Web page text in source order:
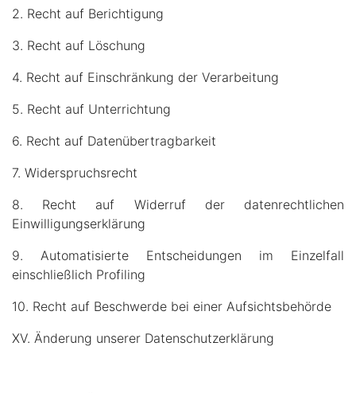
2. Recht auf Berichtigung
3. Recht auf Löschung
4. Recht auf Einschränkung der Verarbeitung
5. Recht auf Unterrichtung
6. Recht auf Datenübertragbarkeit
7. Widerspruchsrecht
8. Recht auf Widerruf der datenrechtlichen
Einwilligungserklärung
9. Automatisierte Entscheidungen im Einzelfall
einschließlich Profiling
10. Recht auf Beschwerde bei einer Aufsichtsbehörde
XV. Änderung unserer Datenschutzerklärung